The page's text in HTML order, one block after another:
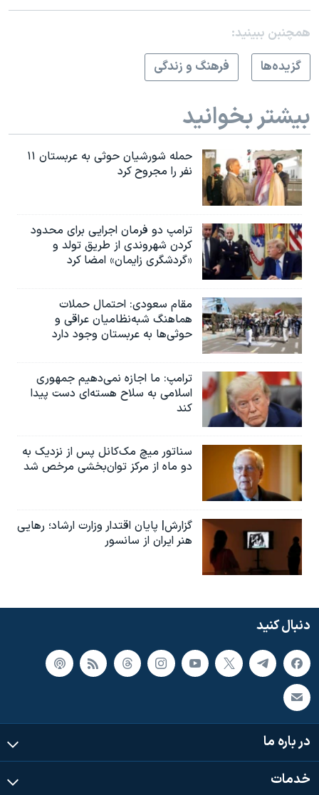
همچنبن ببینید:
گزيده‌ها
فرهنگ و زندگی
بیشتر بخوانید
حمله شورشیان حوثی به عربستان ۱۱
نفر را مجروح کرد
ترامپ دو فرمان اجرایی برای محدود
کردن شهروندی از طریق تولد و
«گردشگری زایمان» امضا کرد
مقام سعودی: احتمال حملات
هماهنگ شبه‌نظامیان عراقی و
حوثی‌ها به عربستان وجود دارد
ترامپ: ما اجازه نمی‌دهیم جمهوری
اسلامی به سلاح هسته‌ای دست پیدا
کند
سناتور میچ مک‌کانل پس از نزدیک به
دو ماه از مرکز توان‌بخشی مرخص شد
گزارش| پایان اقتدار وزارت ارشاد؛ رهایی
هنر ایران از سانسور
دنبال کنید
در باره ما
خدمات